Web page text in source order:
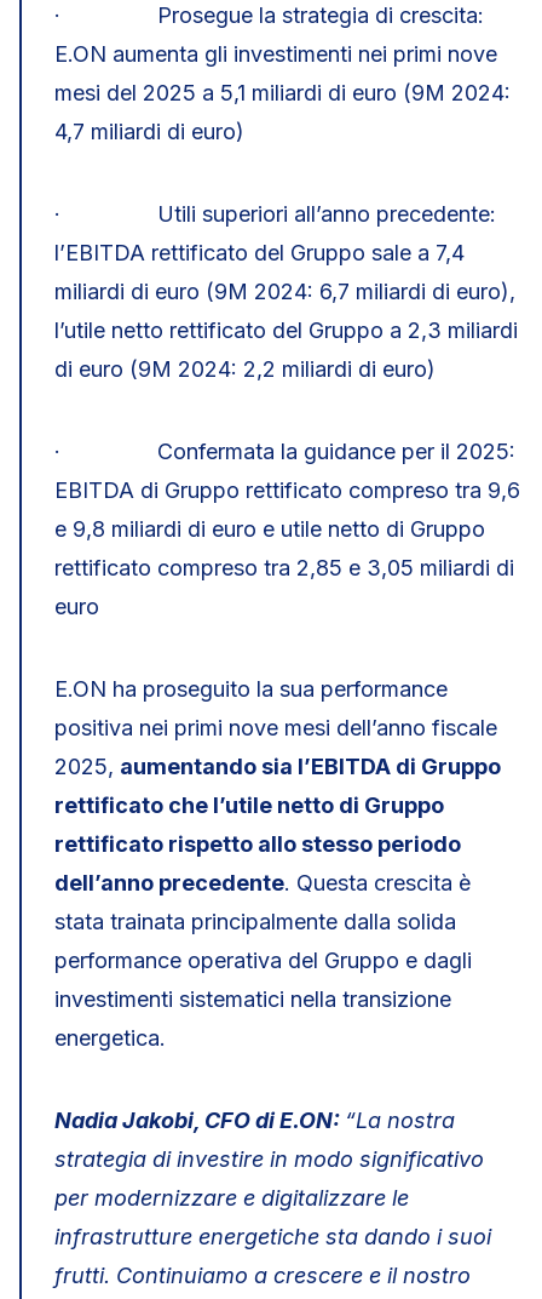
· Prosegue la strategia di crescita:
E.ON aumenta gli investimenti nei primi nove
mesi del 2025 a 5,1 miliardi di euro (9M 2024:
4,7 miliardi di euro)
· Utili superiori all’anno precedente:
l’EBITDA rettificato del Gruppo sale a 7,4
miliardi di euro (9M 2024: 6,7 miliardi di euro),
l’utile netto rettificato del Gruppo a 2,3 miliardi
di euro (9M 2024: 2,2 miliardi di euro)
· Confermata la guidance per il 2025:
EBITDA di Gruppo rettificato compreso tra 9,6
e 9,8 miliardi di euro e utile netto di Gruppo
rettificato compreso tra 2,85 e 3,05 miliardi di
euro
E.ON ha proseguito la sua performance
positiva nei primi nove mesi dell’anno fiscale
2025, aumentando sia l’EBITDA di Gruppo
rettificato che l’utile netto di Gruppo
rettificato rispetto allo stesso periodo
dell’anno precedente. Questa crescita è
stata trainata principalmente dalla solida
performance operativa del Gruppo e dagli
investimenti sistematici nella transizione
energetica.
Nadia Jakobi, CFO di E.ON: “La nostra
strategia di investire in modo significativo
per modernizzare e digitalizzare le
infrastrutture energetiche sta dando i suoi
frutti. Continuiamo a crescere e il nostro